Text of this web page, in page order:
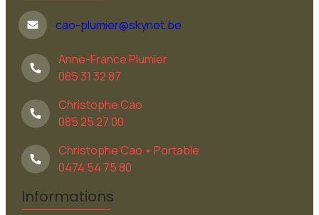
cao-plumier@skynet.be
Anne-France Plumier
085 31 32 87
Christophe Cao
085 25 27 00
Christophe Cao • Portable
0474 54 75 80
Informations